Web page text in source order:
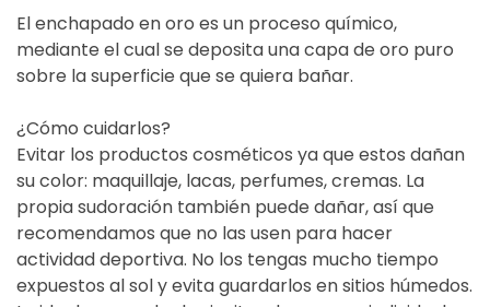
El enchapado en oro es un proceso químico,
mediante el cual se deposita una capa de oro puro
sobre la superficie que se quiera bañar.
¿Cómo cuidarlos?
Evitar los productos cosméticos ya que estos dañan
su color: maquillaje, lacas, perfumes, cremas. La
propia sudoración también puede dañar, así que
recomendamos que no las usen para hacer
actividad deportiva. No los tengas mucho tiempo
expuestos al sol y evita guardarlos en sitios húmedos.